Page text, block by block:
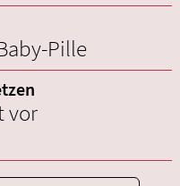
Pille
vor